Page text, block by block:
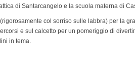
di Santarcangelo e la scuola materna di
col sorriso sulle labbra) per la
e sul calcetto per un pomeriggio di
in tema.